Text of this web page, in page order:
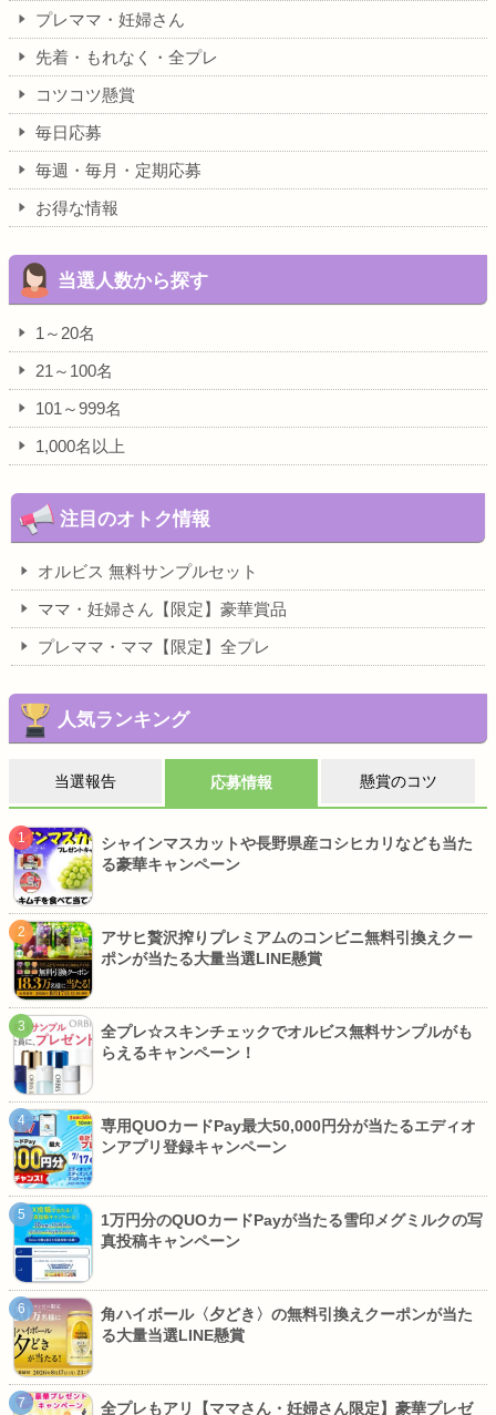
プレママ・妊婦さん
先着・もれなく・全プレ
コツコツ懸賞
毎日応募
毎週・毎月・定期応募
お得な情報
当選人数から探す
1～20名
21～100名
101～999名
1,000名以上
注目のオトク情報
オルビス 無料サンプルセット
ママ・妊婦さん【限定】豪華賞品
プレママ・ママ【限定】全プレ
人気ランキング
当選報告 応募情報 懸賞のコツ
シャインマスカットや長野県産コシヒカリなども当た
る豪華キャンペーン
アサヒ贅沢搾りプレミアムのコンビニ無料引換えクー
ポンが当たる大量当選LINE懸賞
全プレ☆スキンチェックでオルビス無料サンプルがも
らえるキャンペーン！
専用QUOカードPay最大50,000円分が当たるエディオ
ンアプリ登録キャンペーン
1万円分のQUOカードPayが当たる雪印メグミルクの写
真投稿キャンペーン
角ハイボール〈夕どき〉の無料引換えクーポンが当た
る大量当選LINE懸賞
全プレもアリ【ママさん・妊婦さん限定】豪華プレゼ